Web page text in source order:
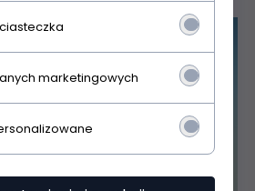
marketingowych